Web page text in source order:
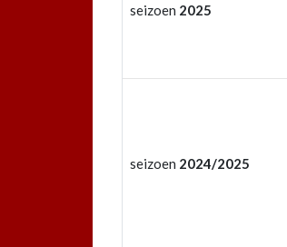
seizoen 2025
seizoen 2024/2025